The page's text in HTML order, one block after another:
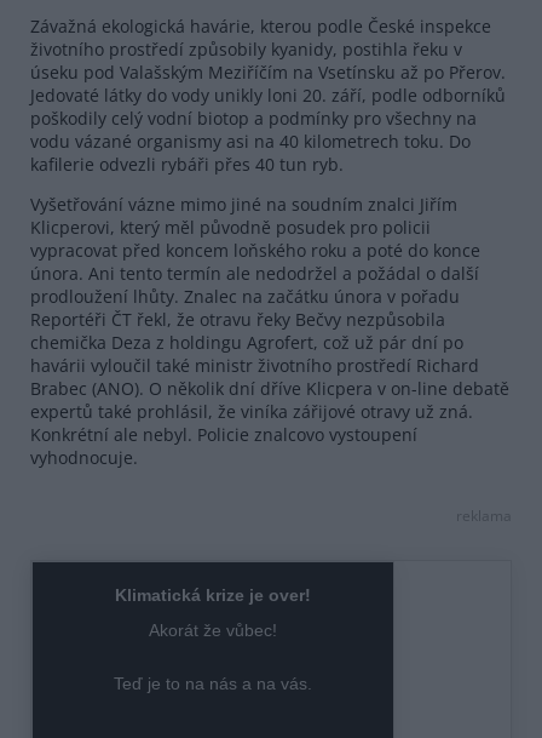
Závažná ekologická havárie, kterou podle České inspekce
životního prostředí způsobily kyanidy, postihla řeku v
úseku pod Valašským Meziříčím na Vsetínsku až po Přerov.
Jedovaté látky do vody unikly loni 20. září, podle odborníků
poškodily celý vodní biotop a podmínky pro všechny na
vodu vázané organismy asi na 40 kilometrech toku. Do
kafilerie odvezli rybáři přes 40 tun ryb.
Vyšetřování vázne mimo jiné na soudním znalci Jiřím
Klicperovi, který měl původně posudek pro policii
vypracovat před koncem loňského roku a poté do konce
února. Ani tento termín ale nedodržel a požádal o další
prodloužení lhůty. Znalec na začátku února v pořadu
Reportéři ČT řekl, že otravu řeky Bečvy nezpůsobila
chemička Deza z holdingu Agrofert, což už pár dní po
havárii vyloučil také ministr životního prostředí Richard
Brabec (ANO). O několik dní dříve Klicpera v on-line debatě
expertů také prohlásil, že viníka zářijové otravy už zná.
Konkrétní ale nebyl. Policie znalcovo vystoupení
vyhodnocuje.
reklama